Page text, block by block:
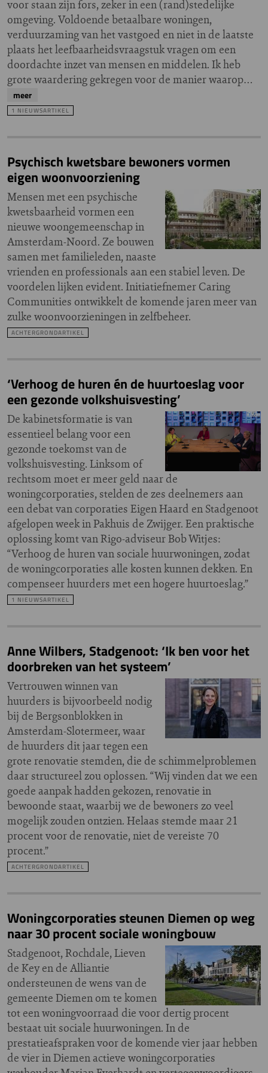
voor staan zijn fors, zeker in een (rand)stedelijke
omgeving. Voldoende betaalbare woningen,
verduurzaming van het vastgoed en niet in de laatste
plaats het leefbaarheidsvraagstuk vragen om een
doordachte inzet van mensen en middelen. Ik heb
grote waardering gekregen voor de manier waarop…
meer
1 NIEUWSARTIKEL
Psychisch kwetsbare bewoners vormen
eigen woonvoorziening
Mensen met een psychische
kwetsbaarheid vormen een
nieuwe woongemeenschap in
Amsterdam-Noord. Ze bouwen
samen met familieleden, naaste
vrienden en professionals aan een stabiel leven. De
voordelen lijken evident. Initiatiefnemer Caring
Communities ontwikkelt de komende jaren meer van
zulke woonvoorzieningen in zelfbeheer.
ACHTERGRONDARTIKEL
‘Verhoog de huren én de huurtoeslag voor
een gezonde volkshuisvesting’
De kabinetsformatie is van
essentieel belang voor een
gezonde toekomst van de
volkshuisvesting. Linksom of
rechtsom moet er meer geld naar de
woningcorporaties, stelden de zes deelnemers aan
een debat van corporaties Eigen Haard en Stadgenoot
afgelopen week in Pakhuis de Zwijger. Een praktische
oplossing komt van Rigo-adviseur Bob Witjes:
“Verhoog de huren van sociale huurwoningen, zodat
de woningcorporaties alle kosten kunnen dekken. En
compenseer huurders met een hogere huurtoeslag.”
1 NIEUWSARTIKEL
Anne Wilbers, Stadgenoot: ‘Ik ben voor het
doorbreken van het systeem’
Vertrouwen winnen van
huurders is bijvoorbeeld nodig
bij de Bergsonblokken in
Amsterdam-Slotermeer, waar
de huurders dit jaar tegen een
grote renovatie stemden, die de schimmelproblemen
daar structureel zou oplossen. “Wij vinden dat we een
goede aanpak hadden gekozen, renovatie in
bewoonde staat, waarbij we de bewoners zo veel
mogelijk zouden ontzien. Helaas stemde maar 21
procent voor de renovatie, niet de vereiste 70
procent.”
ACHTERGRONDARTIKEL
Woningcorporaties steunen Diemen op weg
naar 30 procent sociale woningbouw
Stadgenoot, Rochdale, Lieven
de Key en de Alliantie
ondersteunen de wens van de
gemeente Diemen om te komen
tot een woningvoorraad die voor dertig procent
bestaat uit sociale huurwoningen. In de
prestatieafspraken voor de komende vier jaar hebben
de vier in Diemen actieve woningcorporaties